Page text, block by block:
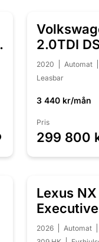
2.0TDI
/Värmare
2020 Automat
Leasbar
3 440 kr/mån
Pris
299 800
Lexus
Drag
2026 Automat